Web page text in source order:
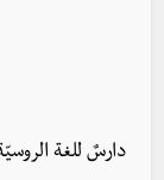
دارسٌ للغة